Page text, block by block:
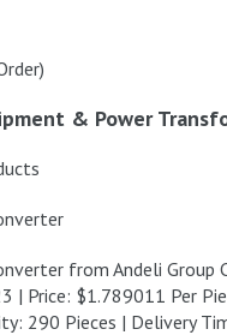
& Power
from Andeli Group
| Price: $1.789011 Per
290 Pieces | Delivery